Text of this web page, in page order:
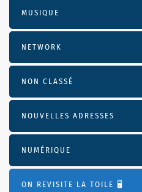
MUSIQUE
NETWORK
NON CLASSÉ
NOUVELLES ADRESSES
NUMÉRIQUE
ON REVISITE LA TOILE 🖥️